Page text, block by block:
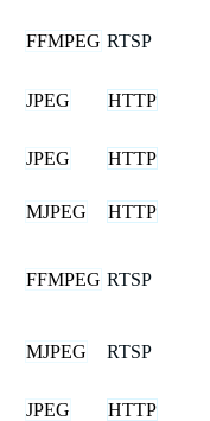
FFMPEG RTSP
JPEG HTTP
JPEG HTTP
MJPEG HTTP
FFMPEG RTSP
MJPEG RTSP
JPEG HTTP